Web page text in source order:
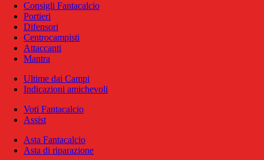
Consigli Fantacalcio
Portieri
Difensori
Centrocampisti
Attaccanti
Mantra
Ultime dai Campi
Indicazioni amichevoli
Voti Fantacalcio
Assist
Asta Fantacalcio
Asta di riparazione